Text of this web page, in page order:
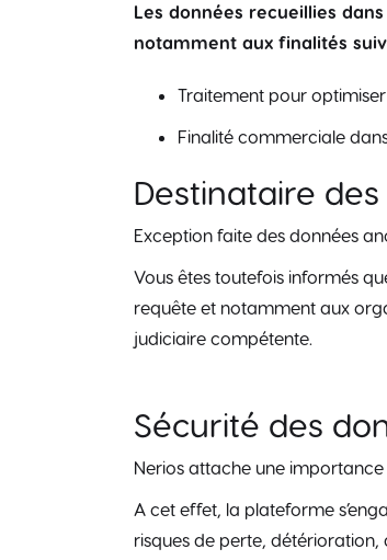
Les données recueillies
notamment aux finalités
Traitement pour
Finalité commerciale
Destinataire
Exception faite des données
Vous êtes toutefois informés
requête et notamment aux
judiciaire compétente.
Sécurité des
Nerios attache une
A cet effet, la plateforme
risques de perte, détérioration,